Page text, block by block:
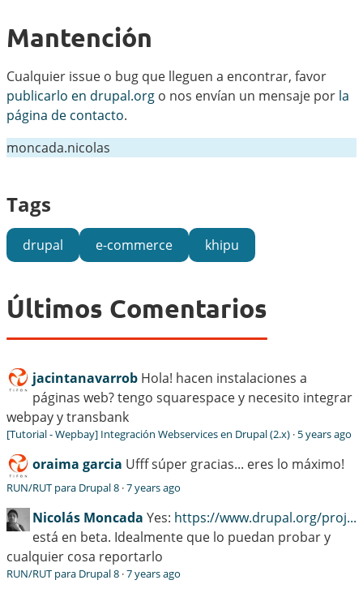
Mantención
Cualquier issue o bug que lleguen a encontrar, favor
publicarlo en drupal.org o nos envían un mensaje por la
página de contacto.
moncada.nicolas
Tags
drupal e-commerce khipu
Últimos Comentarios
jacintanavarrob Hola! hacen instalaciones a
páginas web? tengo squarespace y necesito integrar
webpay y transbank
[Tutorial - Wepbay] Integración Webservices en Drupal (2.x) · 5 years ago
oraima garcia Ufff súper gracias... eres lo máximo!
RUN/RUT para Drupal 8 ·7 years ago
Nicolás Moncada Yes: https://www.drupal.org/proj...
está en beta. Idealmente que lo puedan probar y
cualquier cosa reportarlo
RUN/RUT para Drupal 8 ·7 years ago